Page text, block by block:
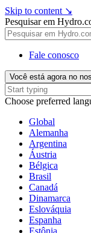
Skip to content ↘
Pesquisar em
Fale conosco
Você está agora no
Choose preferred
Global
Alemanha
Argentina
Áustria
Bélgica
Brasil
Canadá
Dinamarca
Eslováquia
Espanha
Estônia